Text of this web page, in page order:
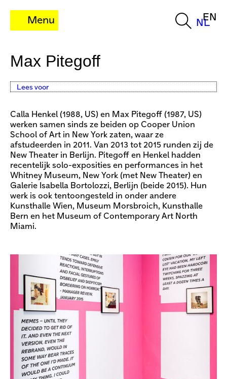
Menu NL
EN
Max Pitegoff
Lees voor
Calla Henkel (1988, US) en Max Pitegoff (1987, US)
werken samen sinds ze beiden op Cooper Union
School of Art in New York zaten, waar ze
afstudeerden in 2011. Van 2013 tot 2015 runden zij de
New Theater in Berlijn. Pitegoff en Henkel hadden
recentelijk solo-exposities en performances in het
Whitney Museum, New York (met New Theater) en
Galerie Isabella Bortolozzi, Berlijn (beide 2015). Hun
werk is ook tentoongesteld in onder andere
Kunsthalle Wien, Museum Morsbroich, Kunsthalle
Bern en het Museum of Contemporary Art North
Miami.